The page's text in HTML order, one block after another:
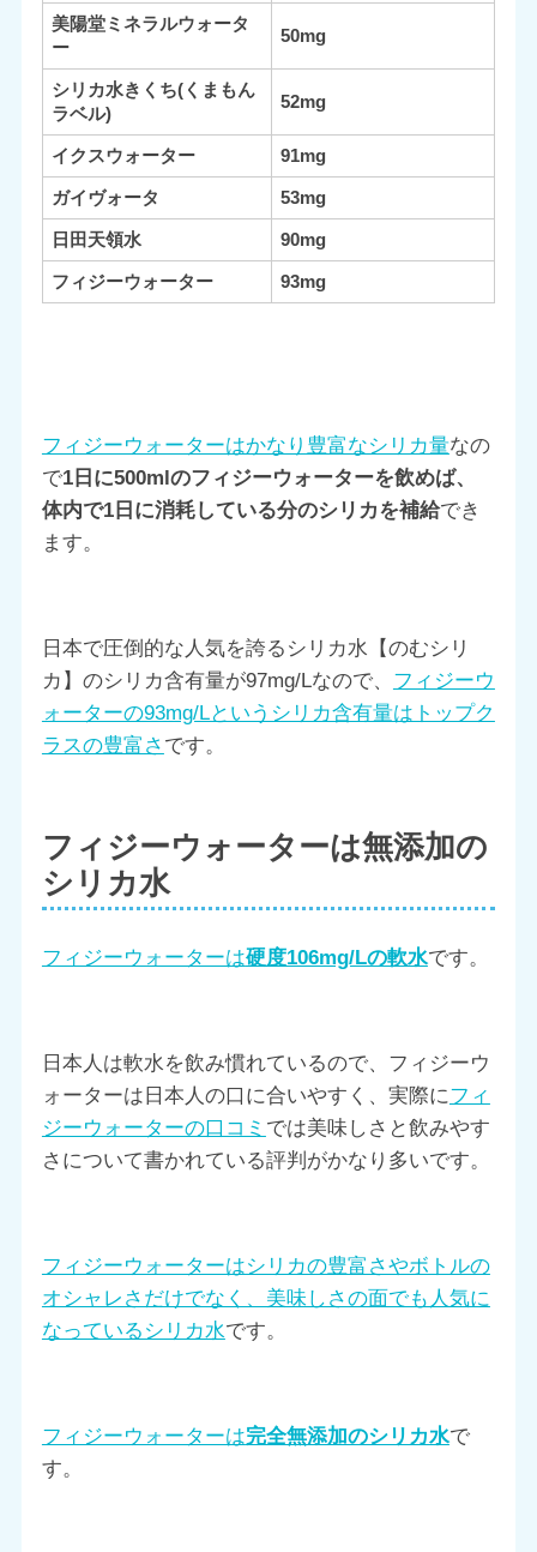
美陽堂ミネラルウォータ
ー
50mg
シリカ水きくち(くまもん
ラベル)
52mg
イクスウォーター 91mg
ガイヴォータ 53mg
日田天領水 90mg
フィジーウォーター 93mg
フィジーウォーターはかなり豊富なシリカ量なの
で1日に500mlのフィジーウォーターを飲めば、
体内で1日に消耗している分のシリカを補給でき
ます。
日本で圧倒的な人気を誇るシリカ水【のむシリ
カ】のシリカ含有量が97mg/Lなので、 フィジーウ
ォーターの93mg/Lというシリカ含有量はトップク
ラスの豊富さ です。
フィジーウォーターは無添加の
シリカ水
フィジーウォーターは硬度106mg/Lの軟水です。
日本人は軟水を飲み慣れているので、フィジーウ
ォーターは日本人の口に合いやすく、実際にフィ
ジーウォーターの口コミ では美味しさと飲みやす
さについて書かれている評判がかなり多いです。
フィジーウォーターはシリカの豊富さやボトルの
オシャレさだけでなく、美味しさの面でも人気に
なっているシリカ水です。
フィジーウォーターは完全無添加のシリカ水で
す。